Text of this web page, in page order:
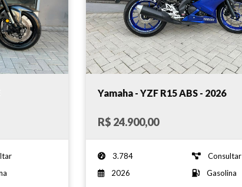
Yamaha - YZF R15 ABS - 2026
R$ 24.900,00
3.784
Consultar
2026
Gasolina